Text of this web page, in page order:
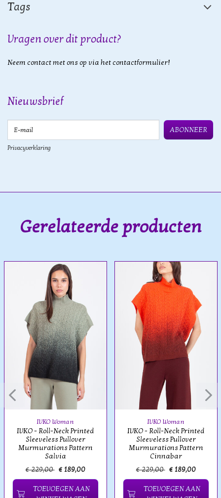
Tags
Vragen over dit product?
Neem contact met ons op via het contactformulier!
Nieuwsbrief
ABONNEER
Privacyverklaring
Gerelateerde producten
IVKO Woman
IVKO - Roll-Neck Printed
Sleeveless Pullover
Murmurations Pattern
Salvia
€ 229,00 € 189,00
TOEVOEGEN AAN
IVKO Woman
IVKO - Roll-Neck Printed
Sleeveless Pullover
Murmurations Pattern
Cinnabar
€ 229,00 € 189,00
TOEVOEGEN AAN